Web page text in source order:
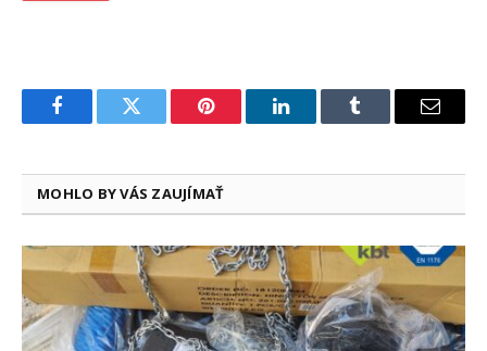
FacebookTwitter Pinterest LinkedInTumblr Email
MOHLO BY VÁS ZAUJÍMAŤ